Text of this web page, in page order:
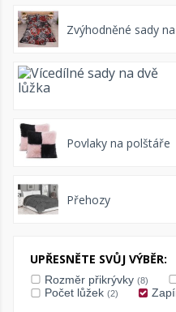
Zvýhodněné sady
Povlaky na polštáře
Přehozy
UPŘESNĚTE SVŮJ VÝBĚR:
Rozměr přikrývky (8)
Počet lůžek (2)